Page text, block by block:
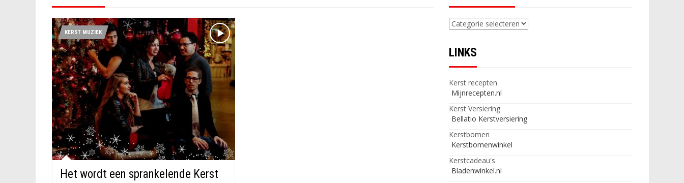
KERST MUZIEK
Het wordt een sprankelende Kerst
Categorieën
LINKS
Kerst recepten
Mijnrecepten.nl
Kerst Versiering
Bellatio Kerstversiering
Kerstbomen
Kerstbomenwinkel
Kerstcadeau's
Bladenwinkel.nl